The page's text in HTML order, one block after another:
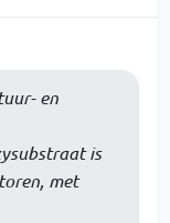
en
is
met